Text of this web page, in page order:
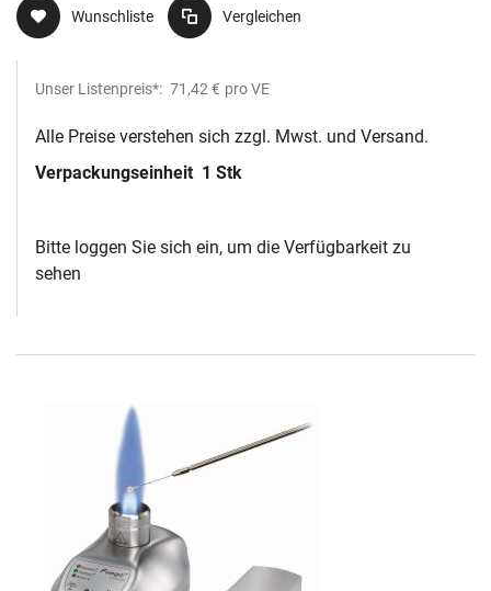
Wunschliste Vergleichen
Unser Listenpreis*: 71,42 € pro VE
Alle Preise verstehen sich zzgl. Mwst. und Versand.
Verpackungseinheit 1 Stk
Bitte loggen Sie sich ein, um die Verfügbarkeit zu
sehen